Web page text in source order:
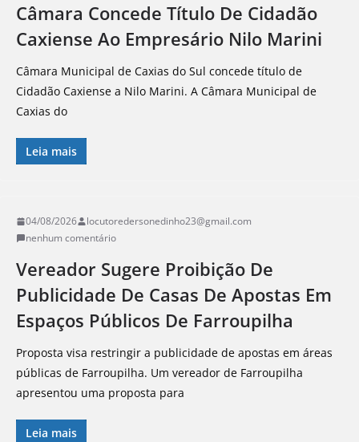
Câmara Concede Título De Cidadão
Caxiense Ao Empresário Nilo Marini
Câmara Municipal de Caxias do Sul concede título de
Cidadão Caxiense a Nilo Marini. A Câmara Municipal de
Caxias do
Leia mais
04/08/2026
locutoredersonedinho23@gmail.com
nenhum comentário
Vereador Sugere Proibição De
Publicidade De Casas De Apostas Em
Espaços Públicos De Farroupilha
Proposta visa restringir a publicidade de apostas em áreas
públicas de Farroupilha. Um vereador de Farroupilha
apresentou uma proposta para
Leia mais